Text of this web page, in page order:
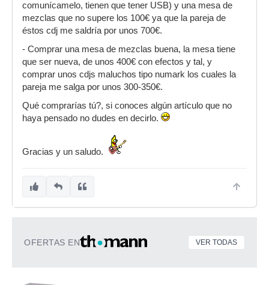
comunícamelo, tienen que tener USB) y una mesa de
mezclas que no supere los 100€ ya que la pareja de
éstos cdj me saldría por unos 700€.
- Comprar una mesa de mezclas buena, la mesa tiene
que ser nueva, de unos 400€ con efectos y tal, y
comprar unos cdjs maluchos tipo numark los cuales la
pareja me salga por unos 300-350€.
Qué comprarías tú?, si conoces algún artículo que no
haya pensado no dudes en decirlo.
Gracias y un saludo.
OFERTAS EN VER TODAS